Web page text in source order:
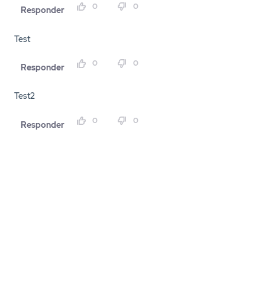
Responder 0 0
Test
Responder 0 0
Test2
Responder 0 0